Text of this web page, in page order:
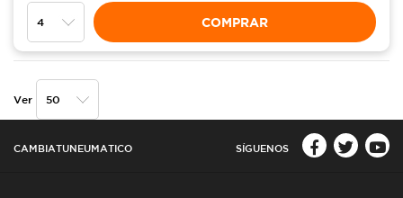
COMPRAR
Ver
CAMBIATUNEUMATICO SÍGUENOS